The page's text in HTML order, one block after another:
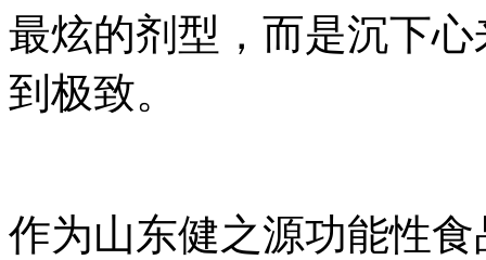
最炫的剂型，而是沉下
到极致。
作为山东健之源功能性